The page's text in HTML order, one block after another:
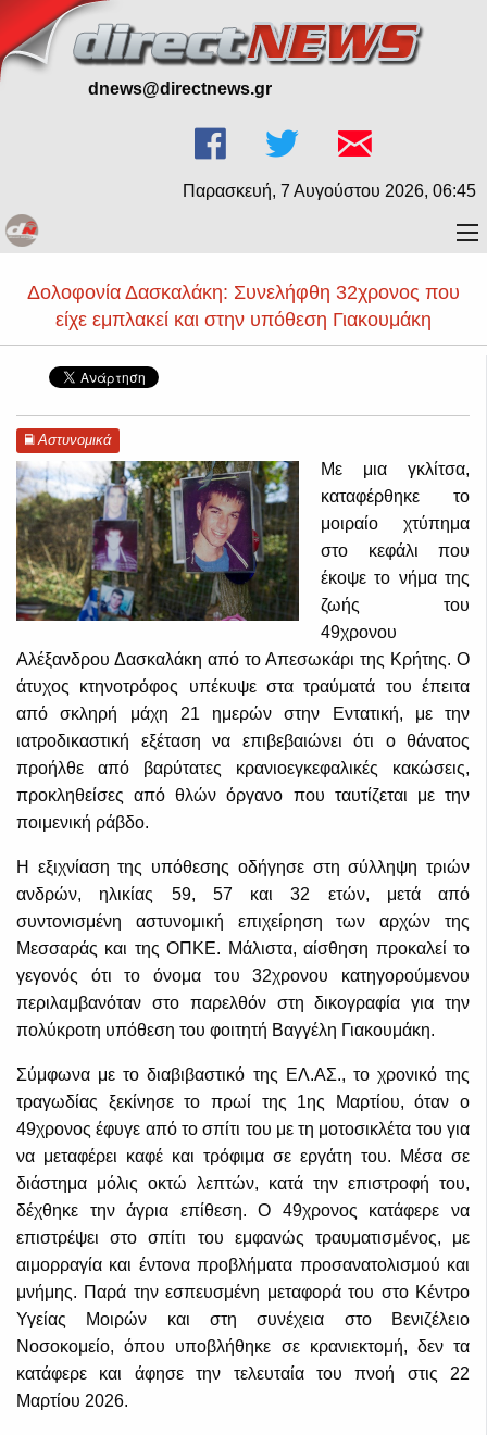
dnews@directnews.gr
Παρασκευή, 7 Αυγούστου 2026, 06:45
Δολοφονία Δασκαλάκη: Συνελήφθη 32χρονος που
είχε εμπλακεί και στην υπόθεση Γιακουμάκη
Αστυνομικά
Με μια γκλίτσα,
καταφέρθηκε το
μοιραίο χτύπημα
στο κεφάλι που
έκοψε το νήμα της
ζωής του
49χρονου
Αλέξανδρου Δασκαλάκη από το Απεσωκάρι της Κρήτης. Ο
άτυχος κτηνοτρόφος υπέκυψε στα τραύματά του έπειτα
από σκληρή μάχη 21 ημερών στην Εντατική, με την
ιατροδικαστική εξέταση να επιβεβαιώνει ότι ο θάνατος
προήλθε από βαρύτατες κρανιοεγκεφαλικές κακώσεις,
προκληθείσες από θλών όργανο που ταυτίζεται με την
ποιμενική ράβδο.
Η εξιχνίαση της υπόθεσης οδήγησε στη σύλληψη τριών
ανδρών, ηλικίας 59, 57 και 32 ετών, μετά από
συντονισμένη αστυνομική επιχείρηση των αρχών της
Μεσσαράς και της ΟΠΚΕ. Μάλιστα, αίσθηση προκαλεί το
γεγονός ότι το όνομα του 32χρονου κατηγορούμενου
περιλαμβανόταν στο παρελθόν στη δικογραφία για την
πολύκροτη υπόθεση του φοιτητή Βαγγέλη Γιακουμάκη.
Σύμφωνα με το διαβιβαστικό της ΕΛ.ΑΣ., το χρονικό της
τραγωδίας ξεκίνησε το πρωί της 1ης Μαρτίου, όταν ο
49χρονος έφυγε από το σπίτι του με τη μοτοσικλέτα του για
να μεταφέρει καφέ και τρόφιμα σε εργάτη του. Μέσα σε
διάστημα μόλις οκτώ λεπτών, κατά την επιστροφή του,
δέχθηκε την άγρια επίθεση. Ο 49χρονος κατάφερε να
επιστρέψει στο σπίτι του εμφανώς τραυματισμένος, με
αιμορραγία και έντονα προβλήματα προσανατολισμού και
μνήμης. Παρά την εσπευσμένη μεταφορά του στο Κέντρο
Υγείας Μοιρών και στη συνέχεια στο Βενιζέλειο
Νοσοκομείο, όπου υποβλήθηκε σε κρανιεκτομή, δεν τα
κατάφερε και άφησε την τελευταία του πνοή στις 22
Μαρτίου 2026.